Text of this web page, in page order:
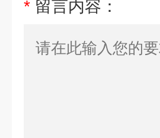
* 留言内容：